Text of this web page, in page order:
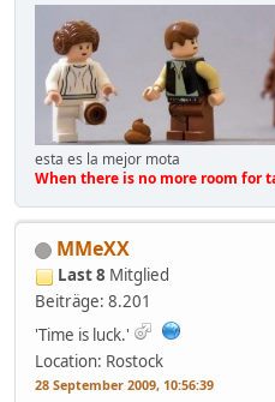
esta es la mejor mota
When there is no more room for
MMeXX
Last 8 Mitglied
Beiträge: 8.201
'Time is luck.'
Location: Rostock
28 September 2009, 10:56:39